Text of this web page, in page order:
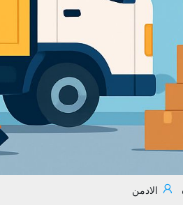
الادمن